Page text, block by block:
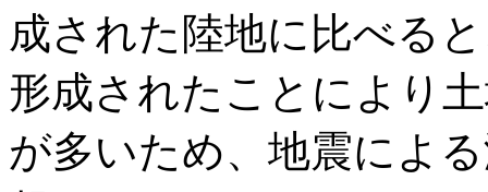
成された陸地に比べる
形成されたことにより
が多いため、地震によ